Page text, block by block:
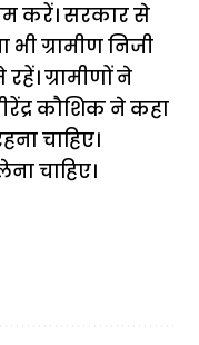
करें। सरकार से
ग्रामीण निजी
ग्रामीणों ने
कौशिक ने कहा
चाहिए।
चाहिए।